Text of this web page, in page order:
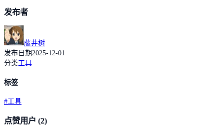
发布者
藤井树
发布日期2025-12-01
分类工具
标签
#工具
点赞用户 (2)